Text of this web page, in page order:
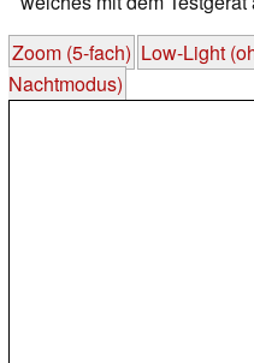
Zoom (5-fach) Low-Light
Nachtmodus)